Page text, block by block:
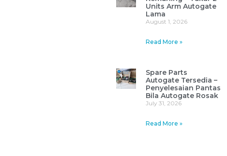
Units Arm Autogate
Lama
August 1, 2026
Read More »
Spare Parts
Autogate Tersedia –
Penyelesaian Pantas
Bila Autogate Rosak
July 31, 2026
Read More »